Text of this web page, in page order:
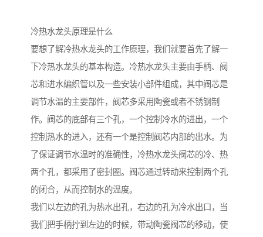
冷热水龙头原理是什么
要想了解冷热水龙头的工作原理，我们就要首先了解一
下冷热水龙头的基本构造。冷热水龙头主要由手柄、阀
芯和进水编织管以及一些安装小部件组成，其中阀芯是
调节水温的主要部件，阀芯多采用陶瓷或者不锈钢制
作。阀芯的底部有三个孔，一个控制冷水的进出，一个
控制热水的进入，还有一个是控制阀芯内部的出水。为
了保证调节水温时的准确性，冷热水龙头阀芯的冷、热
两个孔，都采用了密封圈。阀芯通过转动来控制两个孔
的闭合，从而控制水的温度。
我们以左边的孔为热水出孔，右边的孔为冷水出口，当
我们把手柄拧到左边的时候，带动陶瓷阀芯的移动，使